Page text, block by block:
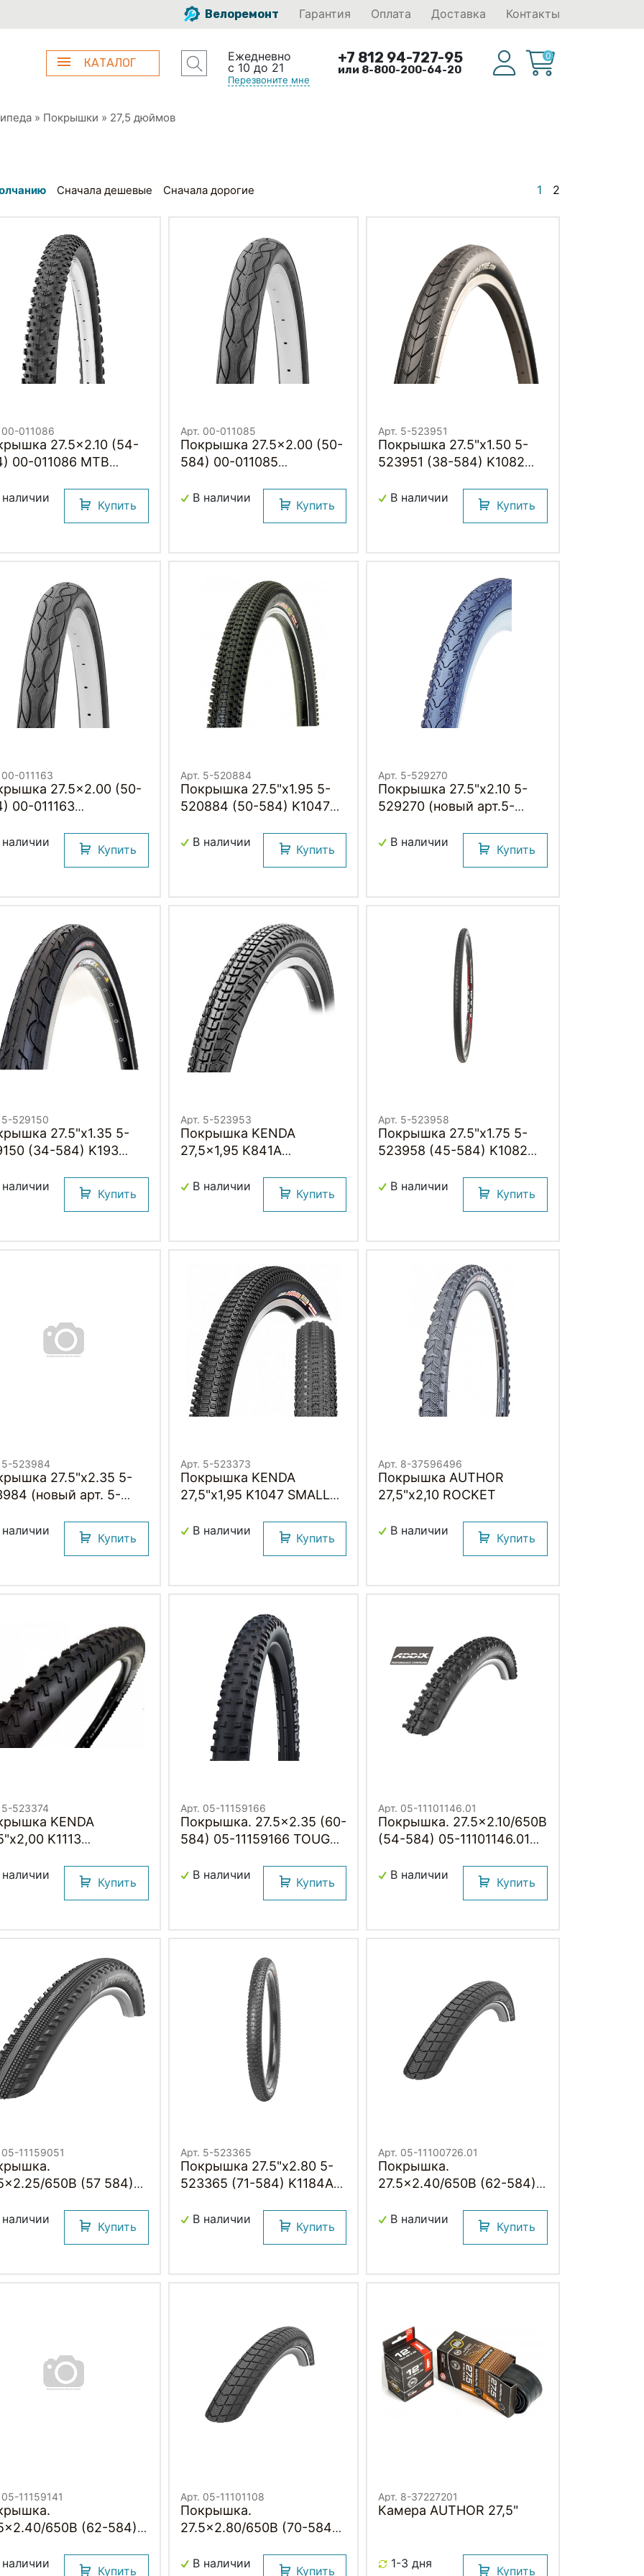
Велоремонт Гарантия Оплата Доставка Контакты
КАТАЛОГ
Ежедневно
с 10 до 21
Перезвоните мне
+7 812 94-727-95
или 8-800-200-64-20
0
» Покрышки » 27,5 дюймов
Сначала дешевые Сначала дорогие 1 2
00-011086
27.5x2.10 (54-
00-011086 MTB
Купить
Арт. 00-011085
Покрышка 27.5x2.00 (50-
584) 00-011085
(25) H.R.T.
В наличии
Купить
Арт. 5-523951
Покрышка 27.5"х1.50 5-
523951 (38-584) K1082
PREMIUM KENDA
В наличии
Купить
00-011163
27.5x2.00 (50-
00-011163
СЛОЙ 3мм
Купить
Арт. 5-520884
Покрышка 27.5"х1.95 5-
520884 (50-584) K1047
30TPI средний (25)
PREMIUM KENDA
В наличии
Купить
Арт. 5-529270
Покрышка 27.5"х2.10 5-
529270 (новый арт.5-
KHAN 30TPI п/слик (25)
В наличии
Купить
5-529150
27.5"х1.35 5-
(34-584) K193
KENDA
Купить
Арт. 5-523953
Покрышка KENDA
27,5x1,95 K841A
В наличии
Купить
Арт. 5-523958
Покрышка 27.5"х1.75 5-
523958 (45-584) K1082
KENDA
В наличии
Купить
5-523984
27.5"х2.35 5-
(новый арт. 5-
SIX PRO 30TPI
(25) PREMIUM
Купить
Арт. 5-523373
Покрышка KENDA
27,5"х1,95 K1047 SMALL
В наличии
Купить
Арт. 8-37596496
Покрышка AUTHOR
27,5"х2,10 ROCKET
В наличии
Купить
5-523374
KENDA
K1113
Купить
Арт. 05-11159166
Покрышка. 27.5x2.35 (60-
584) 05-11159166 TOUGH
HS463 SBC 50EPI
В наличии
Купить
Арт. 05-11101146.01
Покрышка. 27.5x2.10/650B
(54-584) 05-11101146.01
HS476 Addix 67EPI
В наличии
Купить
05-11159051
650B (57 584)
HS499.
ADDIX.
Купить
Арт. 5-523365
Покрышка 27.5"х2.80 5-
523365 (71-584) K1184A
L3RPRO+STICK-E 60TPI
высокий (25) PREMIUM
В наличии
Купить
Арт. 05-11100726.01
Покрышка.
27.5x2.40/650B (62-584)
MOTO-X Perf, GreenGuard
АНТИПРОКОЛ, SnakeSkin
В наличии
Купить
05-11159141
650B (62-584)
PERF HS605
Купить
Арт. 05-11101108
Покрышка.
27.5x2.80/650B (70-584)
MOTO-X Perf, RaceGuard,
В наличии
Купить
Арт. 8-37227201
Камера AUTHOR 27,5"
1-3 дня
Купить